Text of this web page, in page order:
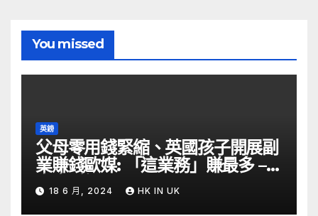
You missed
英鎊
父母零用錢緊縮、英國孩子開展副
業賺錢歐媒: 「這業務」賺最多 –
自由財經
18 6 月, 2024 HK IN UK